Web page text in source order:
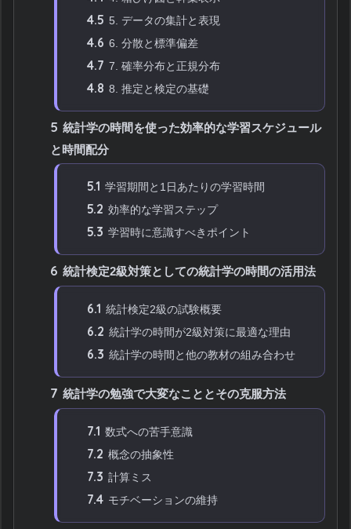
4.5 5. データの集計と表現
4.6 6. 分散と標準偏差
4.7 7. 確率分布と正規分布
4.8 8. 推定と検定の基礎
5 統計学の時間を使った効率的な学習スケジュール
と時間配分
5.1 学習期間と1日あたりの学習時間
5.2 効率的な学習ステップ
5.3 学習時に意識すべきポイント
6 統計検定2級対策としての統計学の時間の活用法
6.1 統計検定2級の試験概要
6.2 統計学の時間が2級対策に最適な理由
6.3 統計学の時間と他の教材の組み合わせ
7 統計学の勉強で大変なこととその克服方法
7.1 数式への苦手意識
7.2 概念の抽象性
7.3 計算ミス
7.4 モチベーションの維持